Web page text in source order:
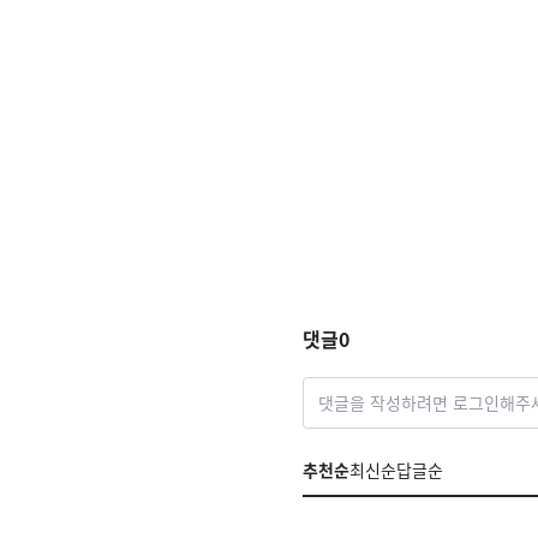
댓글0
댓글을 작성하려면 로그인해주
추천순최신순답글순